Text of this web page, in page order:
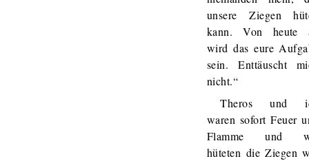
unsere Ziegen
kann. Von heute
wird das eure
sein. Enttäuscht
nicht.“
Theros und
waren sofort Feuer
Flamme und
hüteten die Ziegen